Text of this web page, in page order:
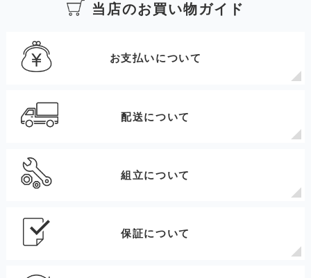
当店のお買い物ガイド
お支払いについて
配送について
組立について
保証について